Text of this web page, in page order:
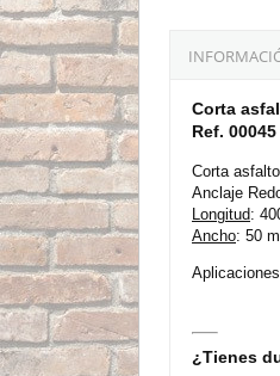
Corta
Ref. 00045
Corta
Anclaje
Longitud:
Ancho: 50
¿Tienes